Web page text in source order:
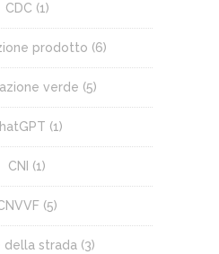
CDC (1)
prodotto (6)
verde (5)
(1)
CNI (1)
(5)
della strada (3)